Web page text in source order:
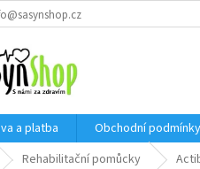
a platba Obchodní podmínky
Rehabilitační pomůcky